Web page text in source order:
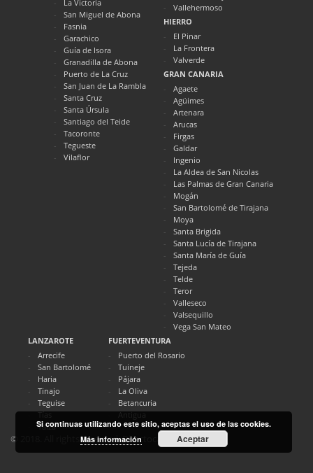
La Victoria
San Miguel de Abona
Fasnia
Garachico
Guía de Isora
Granadilla de Abona
Puerto de La Cruz
San Juan de La Rambla
Santa Cruz
Santa Úrsula
Santiago del Teide
Tacoronte
Tegueste
Vilaflor
Vallehermoso
HIERRO
El Pinar
La Frontera
Valverde
GRAN CANARIA
Agaete
Agüimes
Artenara
Arucas
Firgas
Galdar
Ingenio
La Aldea de San Nicolas
Las Palmas de Gran Canaria
Mogán
San Bartolomé de Tirajana
Moya
Santa Brigida
Santa Lucía de Tirajana
Santa María de Guía
Tejeda
Telde
Teror
Valleseco
Valsequillo
Vega San Mateo
LANZAROTE
Arrecife
San Bartolomé
Haria
Tinajo
Teguise
Tías
Yaiza
FUERTEVENTURA
Puerto del Rosario
Tuineje
Pájara
La Oliva
Betancuria
Antigua
© 2018. All rights reserved. Directocanarias.com
Si continuas utilizando este sitio, aceptas el uso de las cookies.
Más información
Aceptar